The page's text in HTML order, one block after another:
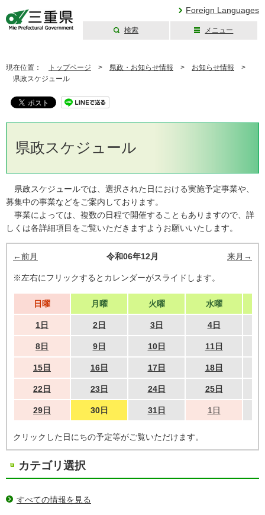
Foreign Languages
検索 メニュー
現在位置： トップページ > 県政・お知らせ情報 > お知らせ情報 >
県政スケジュール
県政スケジュール
県政スケジュールでは、選択された日における実施予定事業や、
募集中の事業などをご案内しております。
事業によっては、複数の日程で開催することもありますので、詳
しくは各詳細項目をご覧いただきますようお願いいたします。
←前月 令和06年12月 来月→
※左右にフリックするとカレンダーがスライドします。
日曜 月曜 火曜 水曜
1日 2日 3日 4日
8日 9日 10日 11日
15日 16日 17日 18日
22日 23日 24日 25日
29日 30日 31日 1日
クリックした日にちの予定等がご覧いただけます。
カテゴリ選択
すべての情報を見る